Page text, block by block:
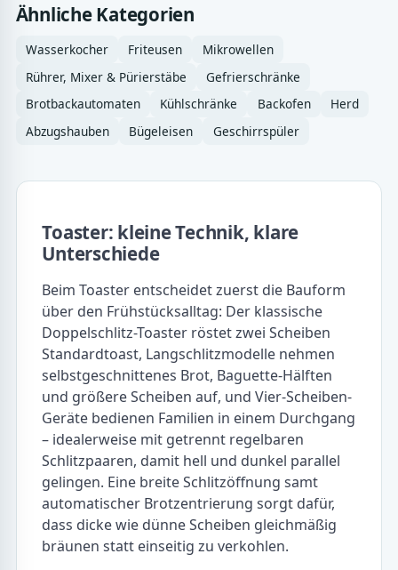
Ähnliche Kategorien
Wasserkocher Friteusen
Mikrowellen
Rührer, Mixer & Pürierstäbe
Gefrierschränke
Brotbackautomaten
Kühlschränke Backofen
Herd
Abzugshauben
Bügeleisen Geschirrspüler
Toaster: kleine Technik, klare
Unterschiede
Beim Toaster entscheidet zuerst die Bauform
über den Frühstücksalltag: Der klassische
Doppelschlitz-Toaster röstet zwei Scheiben
Standardtoast, Langschlitzmodelle nehmen
selbstgeschnittenes Brot, Baguette-Hälften
und größere Scheiben auf, und Vier-Scheiben-
Geräte bedienen Familien in einem Durchgang
– idealerweise mit getrennt regelbaren
Schlitzpaaren, damit hell und dunkel parallel
gelingen. Eine breite Schlitzöffnung samt
automatischer Brotzentrierung sorgt dafür,
dass dicke wie dünne Scheiben gleichmäßig
bräunen statt einseitig zu verkohlen.